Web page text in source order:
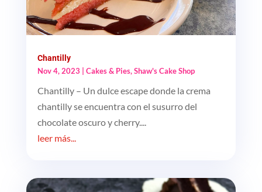
Chantilly
Nov 4, 2023
Cakes & Pies,Shaw's Cake Shop
Chantilly – Un dulce escape donde la crema
chantilly se encuentra con el susurro del
chocolate oscuro y cherry....
leer más...